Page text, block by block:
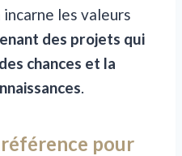
les valeurs
des projets qui
chances et la
.
pour